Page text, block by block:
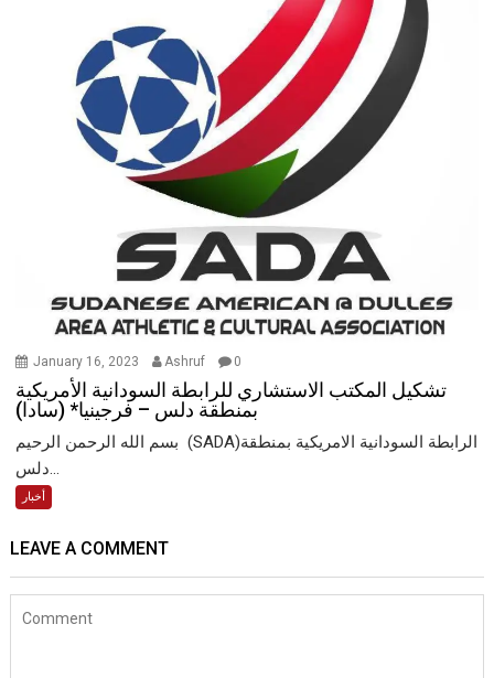
January 16, 2023 Ashruf 0
تشكيل المكتب الاستشاري للرابطة السودانية الأمريكية
بمنطقة دلس – فرجينيا* (سادا)
بسم الله الرحمن الرحيم (SADA)الرابطة السودانية الامريكية بمنطقة
أخبار
LEAVE A COMMENT